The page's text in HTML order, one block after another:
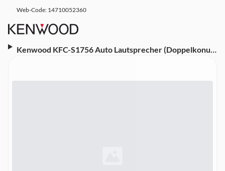
Web-Code: 14710052360
Kenwood KFC-S1756 Auto Lautsprecher (Doppelkonus-